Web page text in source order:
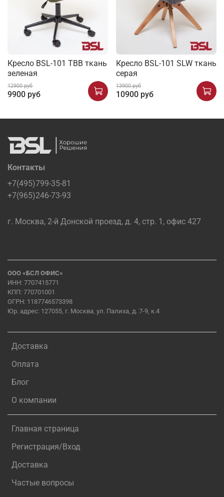
Кресло BSL-101 TBB ткань
зеленая
12900 руб
9900 руб
Кресло BSL-101 SLW ткань
серая
13900 руб
10900 руб
ООО «БСЛ ОФИС»
ИНН: 7707415771
КПП: 770701001
ОГРН: 1187746573398
Юр. адрес: 127055, г. Москва, ул. Палиха, д. 7-9, к.4
Доставка
Оплата
Блог
О компании
Главная страница
Регистрация/Вход
Доставка
Частые вопросы
Контакты
+7(495)799-35-81
+7(965)246-73-93
г. Москва, 2-й Донской проезд, д. 4, стр. 1, офис 427